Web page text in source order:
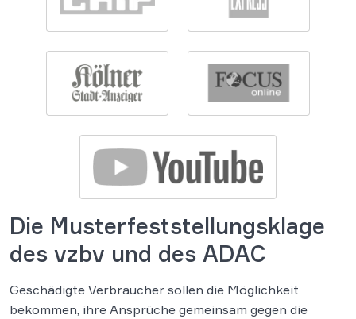
Die Musterfeststellungsklage
des vzbv und des ADAC
Geschädigte Verbraucher sollen die Möglichkeit
bekommen, ihre Ansprüche gemeinsam gegen die